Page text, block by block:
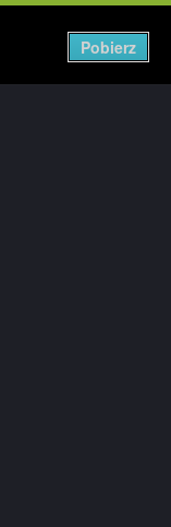
Pobierz